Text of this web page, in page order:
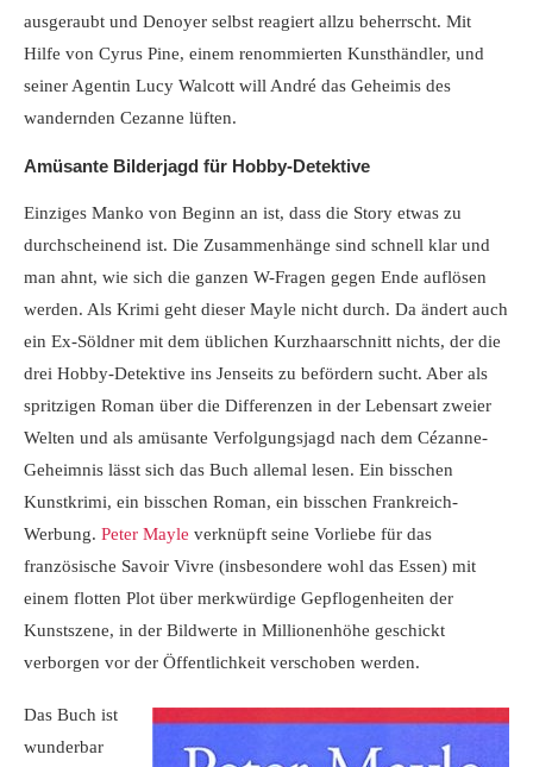
ausgeraubt und Denoyer selbst reagiert allzu beherrscht. Mit
Hilfe von Cyrus Pine, einem renommierten Kunsthändler, und
seiner Agentin Lucy Walcott will André das Geheimis des
wandernden Cezanne lüften.
Amüsante Bilderjagd für Hobby-Detektive
Einziges Manko von Beginn an ist, dass die Story etwas zu
durchscheinend ist. Die Zusammenhänge sind schnell klar und
man ahnt, wie sich die ganzen W-Fragen gegen Ende auflösen
werden. Als Krimi geht dieser Mayle nicht durch. Da ändert auch
ein Ex-Söldner mit dem üblichen Kurzhaarschnitt nichts, der die
drei Hobby-Detektive ins Jenseits zu befördern sucht. Aber als
spritzigen Roman über die Differenzen in der Lebensart zweier
Welten und als amüsante Verfolgungsjagd nach dem Cézanne-
Geheimnis lässt sich das Buch allemal lesen. Ein bisschen
Kunstkrimi, ein bisschen Roman, ein bisschen Frankreich-
Werbung. Peter Mayle verknüpft seine Vorliebe für das
französische Savoir Vivre (insbesondere wohl das Essen) mit
einem flotten Plot über merkwürdige Gepflogenheiten der
Kunstszene, in der Bildwerte in Millionenhöhe geschickt
verborgen vor der Öffentlichkeit verschoben werden.
Das Buch ist
wunderbar